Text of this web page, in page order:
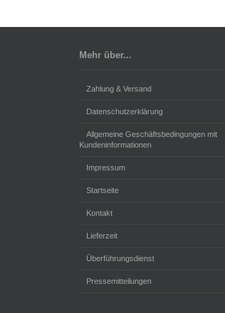
Mehr über...
Zahlung & Versand
Datenschutzerklärung
Allgemeine Geschäftsbedingungen mit
Kundeninformationen
Impressum
Startseite
Kontakt
Lieferzeit
Überführungsdienst
Pressemitteilungen